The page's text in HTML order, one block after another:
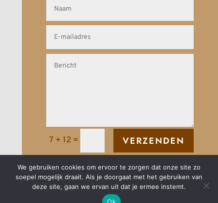
7 + 12 = VERZENDEN
We gebruiken cookies om ervoor te zorgen dat onze site zo
soepel mogelijk draait. Als je doorgaat met het gebruiken van
deze site, gaan we ervan uit dat je ermee instemt.
Ok